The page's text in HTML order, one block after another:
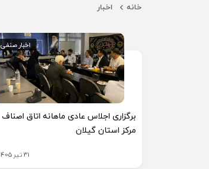
خانه اخبار
اخبار صنفی
اخبار صنفی
برگزاری اجلاس عادی ماهانه اتاق اصناف
مرکز استان گیلان
31 تیر 1405